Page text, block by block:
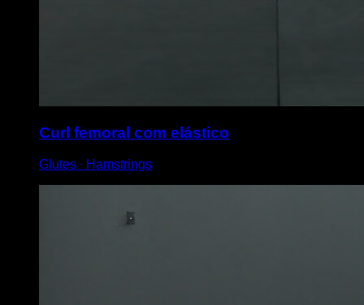
Curl femoral com elástico
Glutes ∙ Hamstrings